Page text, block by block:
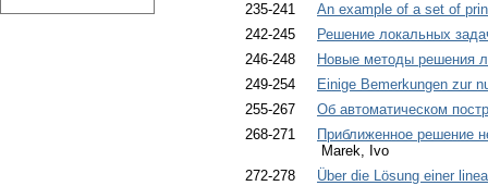
235-241
An example of a set of
242-245
Решение локальных
246-248
Новые методы решения
249-254
Einige Bemerkungen zur
255-267
Об автоматическом
268-271
Приближенное решение
Marek, Ivo
272-278
Über die Lösung einer